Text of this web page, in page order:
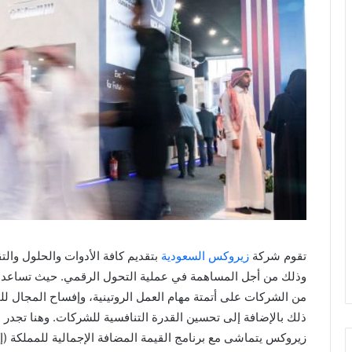
تقوم شركة زيروكس السعودية بتقديم كافة الأدوات والحلول
وذلك من أجل المساهمة في عملية التحول الرقمي. حيث تساعد
من الشركات على أتمتة مهام العمل الروتينية، وإفساح المجال
ذلك بالإضافة إلى تحسين القدرة التنافسية للشركات. وهنا
زيروكس يتماشى مع برنامج القيمة المضافة الإجمالية للمملكة